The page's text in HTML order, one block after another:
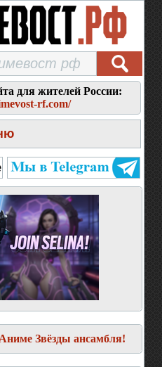
для жителей России:
rf.com/
Аниме Звёзды ансамбля!